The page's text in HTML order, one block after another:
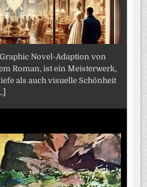
Novel-Adaption von
Roman, ist ein Meisterwerk,
als auch visuelle Schönheit